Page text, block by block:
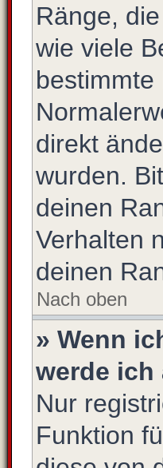
Ränge,
wie viele
direkt
wurden.
deinen
Verhalten
deinen
Nach oben
» Wenn
werde ich
Nur
Funktion